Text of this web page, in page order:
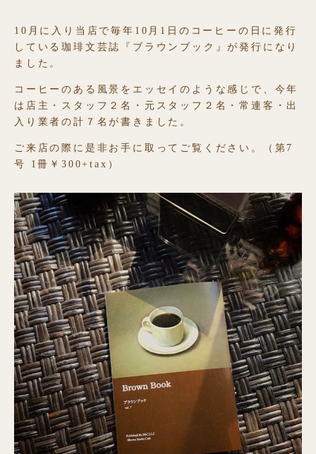
10月に入り当店で毎年10月1日のコーヒーの日に発行
している珈琲文芸誌『ブラウンブック』が発行になり
ました。
コーヒーのある風景をエッセイのような感じで、今年
は店主・スタッフ２名・元スタッフ２名・常連客・出
入り業者の計７名が書きました。
ご来店の際に是非お手に取ってご覧ください。（第7
号 1冊￥300+tax）